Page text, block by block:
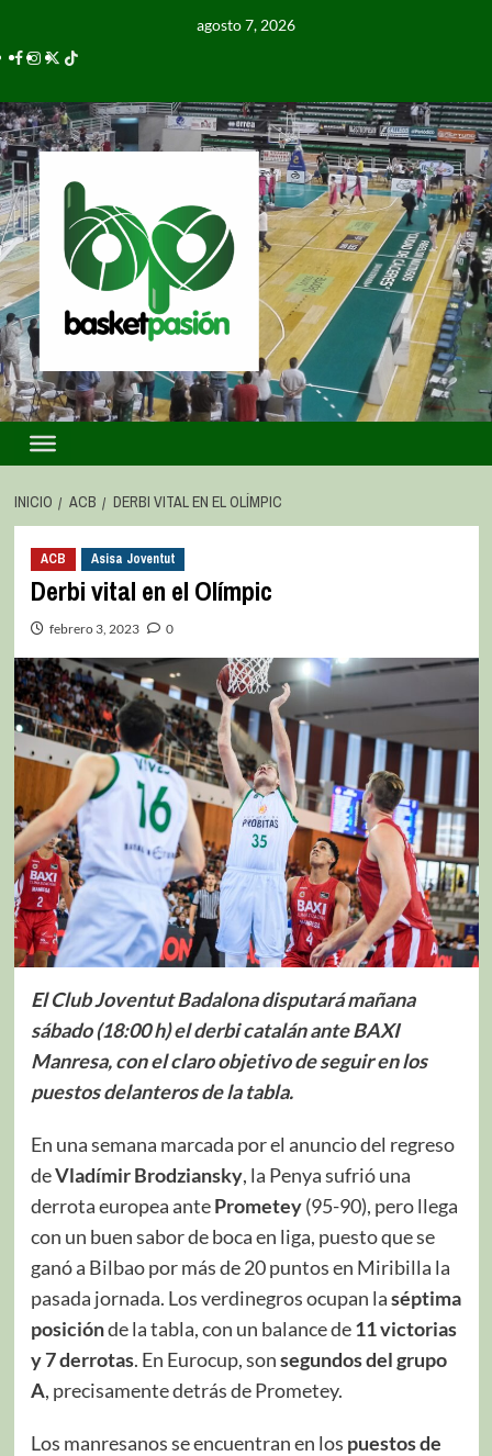
agosto 7, 2026
INICIO ACB DERBI VITAL EN EL OLÍMPIC
ACB Asisa Joventut
Derbi vital en el Olímpic
febrero 3, 2023 0
El Club Joventut Badalona disputará mañana
sábado (18:00 h) el derbi catalán ante BAXI
Manresa, con el claro objetivo de seguir en los
puestos delanteros de la tabla.
En una semana marcada por el anuncio del regreso
deVladímir Brodziansky, la Penya sufrió una
derrota europea antePrometey(95-90), pero llega
con un buen sabor de boca en liga, puesto que se
ganó a Bilbao por más de 20 puntos en Miribilla la
pasada jornada. Los verdinegros ocupan laséptima
posiciónde la tabla, con un balance de11 victorias
y 7 derrotas. En Eurocup, sonsegundos del grupo
A, precisamente detrás de Prometey.
Los manresanos se encuentran en los puestos de